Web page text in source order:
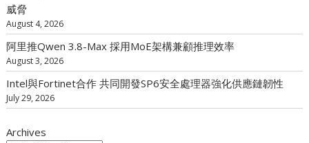
威脅
August 4, 2026
阿里推Qwen 3.8-Max 採用MoE架構兼顧推理效率
August 3, 2026
Intel與Fortinet合作 共同開發SP6安全處理器強化供應鏈韌性
July 29, 2026
Archives